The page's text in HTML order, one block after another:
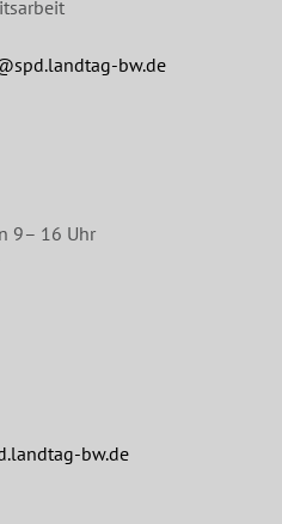
bw.de
9– 16 Uhr
bw.de